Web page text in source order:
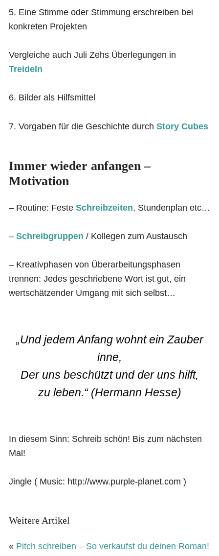
5. Eine Stimme oder Stimmung erschreiben bei
konkreten Projekten
Vergleiche auch Juli Zehs Überlegungen in
Treideln
6. Bilder als Hilfsmittel
7. Vorgaben für die Geschichte durch Story Cubes
Immer wieder anfangen –
Motivation
– Routine: Feste Schreibzeiten, Stundenplan etc…
– Schreibgruppen / Kollegen zum Austausch
– Kreativphasen von Überarbeitungsphasen
trennen: Jedes geschriebene Wort ist gut, ein
wertschätzender Umgang mit sich selbst…
„Und jedem Anfang wohnt ein Zauber
inne,
Der uns beschützt und der uns hilft,
zu leben.“ (Hermann Hesse)
In diesem Sinn: Schreib schön! Bis zum nächsten
Mal!
Jingle ( Music: http://www.purple-planet.com )
Weitere Artikel
« Pitch schreiben – So verkaufst du deinen Roman!